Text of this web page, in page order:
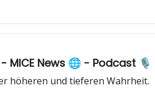
News 🌐 - Podcast 🎙️ -
höheren und tieferen Wahrheit.